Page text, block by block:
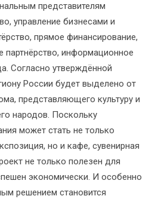
представителям
управление бизнесами и
прямое финансирование,
партнёрство, информационное
Согласно утверждённой
России будет выделено от
представляющего культуру и
народов. Поскольку
может стать не только
но и кафе, сувенирная
не только полезен для
экономически. И особенно
решением становится